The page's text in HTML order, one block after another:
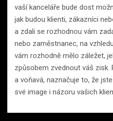
vaší kanceláře bude dost
jak budou klienti, zákazníci
a zdali se rozhodnou vám
nebo zaměstnanec, na
vám rozhodně mělo záležet,
způsobem zvednout váš zisk.
a voňavá, naznačuje to, že
své image i názoru vašich